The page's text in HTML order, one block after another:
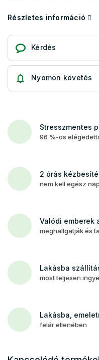
Részletes információ
Kérdés
Nyomon követés
Stresszmentes
96 %-os
2 órás
nem kell egész
Valódi emberek
meghallgatják és
Lakásba
most teljesen
Lakásba,
felár ellenében